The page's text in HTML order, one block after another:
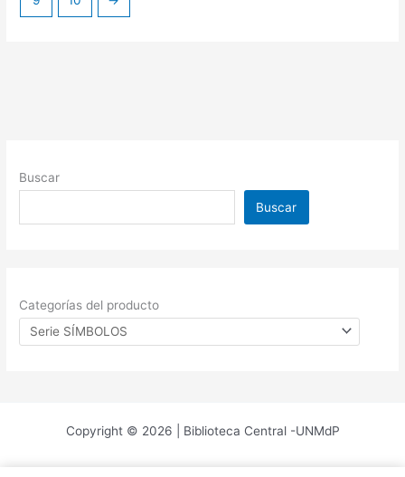
Buscar
Buscar
Categorías del producto
Copyright © 2026 | Biblioteca Central -UNMdP